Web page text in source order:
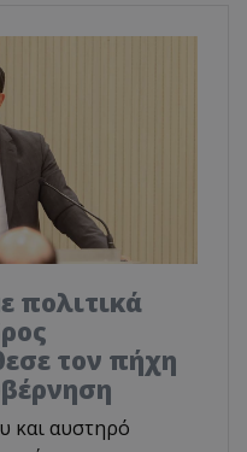
πολιτικά
τον πήχη
και αυστηρό